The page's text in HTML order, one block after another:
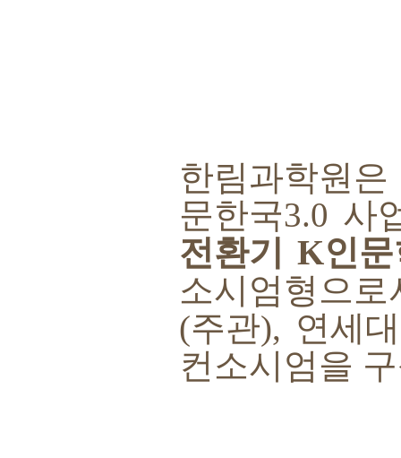
한림과학원
문한국3.0 사
전환기 K인
소시엄형으
(주관), 연세
컨소시엄을